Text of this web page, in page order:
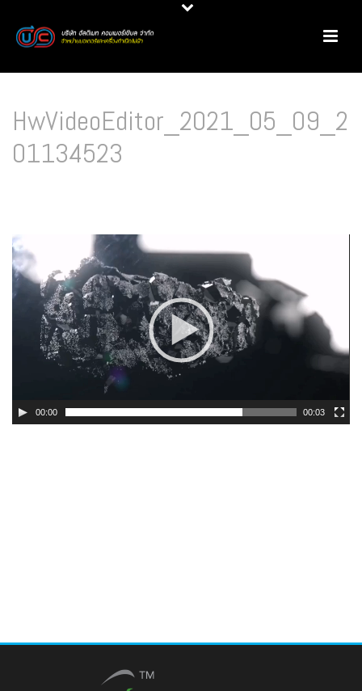
HwVideoEditor_2021_05_09_2
01134523
00:00 00:03